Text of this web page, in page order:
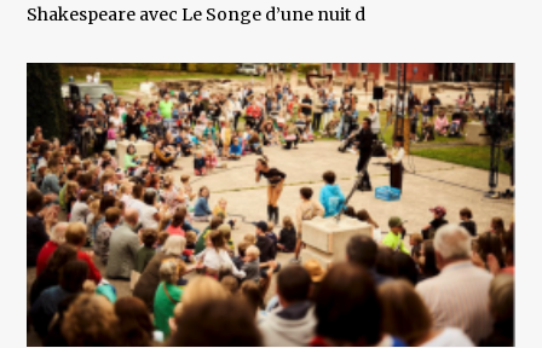
Shakespeare avec Le Songe d’une nuit d